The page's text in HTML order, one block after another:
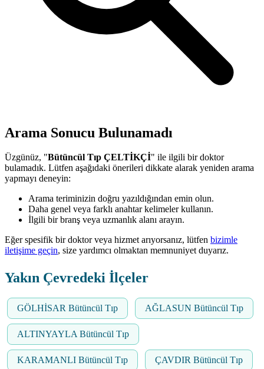
Arama Sonucu Bulunamadı
Üzgünüz, "Bütüncül Tıp ÇELTİKÇİ" ile ilgili bir doktor
bulamadık. Lütfen aşağıdaki önerileri dikkate alarak yeniden arama
yapmayı deneyin:
Arama teriminizin doğru yazıldığından emin olun.
Daha genel veya farklı anahtar kelimeler kullanın.
İlgili bir branş veya uzmanlık alanı arayın.
Eğer spesifik bir doktor veya hizmet arıyorsanız, lütfen bizimle
iletişime geçin, size yardımcı olmaktan memnuniyet duyarız.
Yakın Çevredeki İlçeler
GÖLHİSAR Bütüncül Tıp AĞLASUN Bütüncül Tıp
ALTINYAYLA Bütüncül Tıp
KARAMANLI Bütüncül Tıp ÇAVDIR Bütüncül Tıp